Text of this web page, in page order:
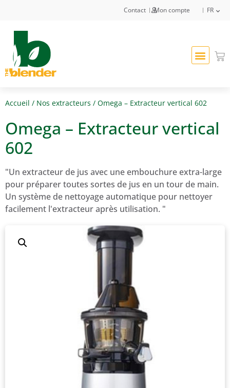
Contact Mon compte FR
Accueil / Nos extracteurs / Omega – Extracteur vertical 602
Omega – Extracteur vertical
602
"Un extracteur de jus avec une embouchure extra-large
pour préparer toutes sortes de jus en un tour de main.
Un système de nettoyage automatique pour nettoyer
facilement l'extracteur après utilisation. "